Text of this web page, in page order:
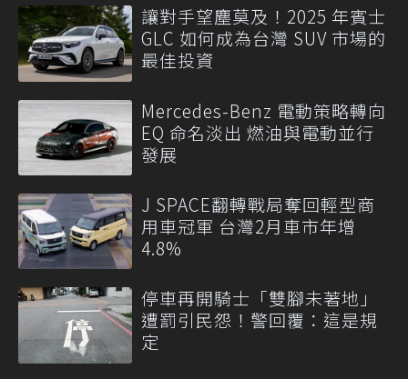
讓對手望塵莫及！2025 年賓士
GLC 如何成為台灣 SUV 市場的
最佳投資
Mercedes-Benz 電動策略轉向
EQ 命名淡出 燃油與電動並行
發展
J SPACE翻轉戰局奪回輕型商
用車冠軍 台灣2月車市年增
4.8%
停車再開騎士「雙腳未著地」
遭罰引民怨！警回覆：這是規
定